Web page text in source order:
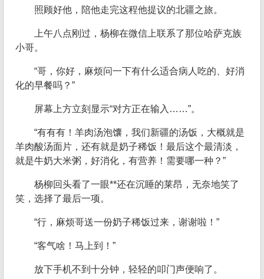
照顾好他，陪他走完这程他提议的北疆之旅。
上午八点刚过，杨柳在微信上联系了那位哈萨克族
小哥。
“哥，你好，麻烦问一下有什么适合病人吃的、好消
化的早餐吗？”
屏幕上方立刻显示“对方正在输入……”。
“有有有！羊肉汤泡馕，我们新疆的汤饭，大概就是
羊肉酸汤面片，还有就是奶子稀饭！最后这个最清淡，
就是牛奶大米粥，好消化，有营养！需要哪一种？”
杨柳回头看了一眼**还在沉睡的莱昂，无奈地笑了
笑，选择了最后一项。
“行，麻烦哥送一份奶子稀饭过来，谢谢啦！”
“客气啥！马上到！”
放下手机不到十分钟，轻轻的叩门声便响了。